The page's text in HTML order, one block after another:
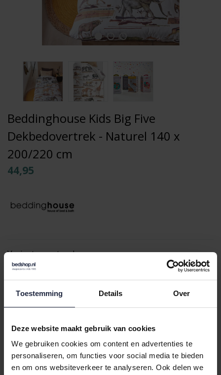
Toestemming Details Over
Deze website maakt gebruik van cookies
We gebruiken cookies om content en advertenties te
personaliseren, om functies voor social media te bieden
en om ons websiteverkeer te analyseren. Ook delen we
Beddinghouse Kids Big Five
Dekbedovertrek - Naturel 140 x
200/220 cm
44,95
Varianten:naturel
Loading...
Loading...
Binnen 24 uur verstuurd
Gratis retourneren vanaf €100,-